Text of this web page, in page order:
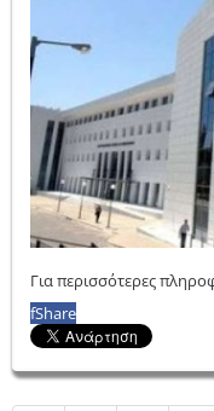
Για περισσότερες
fShare